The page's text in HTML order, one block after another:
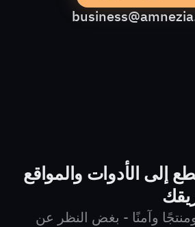
إلى الأدوات والمواقع
وآمنًا - بغض النظر عن